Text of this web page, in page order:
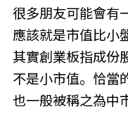
很多朋友可能會有
應該就是市值比小
其實創業板指成份
不是小市值。恰當
也一般被稱之為中